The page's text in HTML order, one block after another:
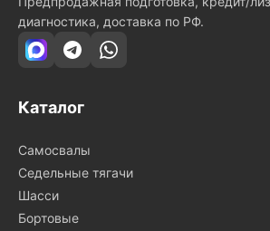
диагностика, доставка по РФ.
Каталог
Самосвалы
Седельные тягачи
Шасси
Бортовые